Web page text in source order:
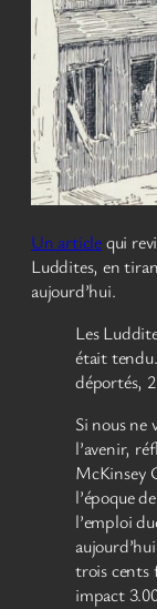
Un articlequi
Luddites, en
aujourd’hui.
Les
était
déportés,
Si nous ne
l’avenir,
McKinsey
l’époque
l’emploi
trois cents
impact